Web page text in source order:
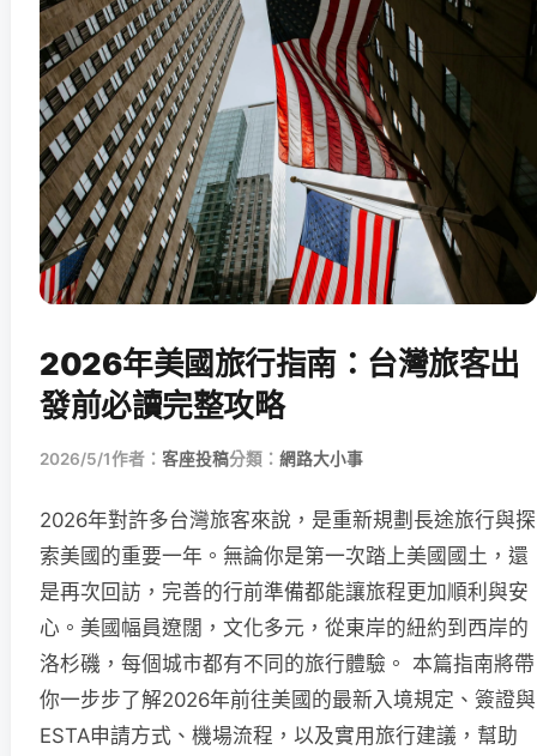
2026年美國旅行指南：台灣旅客出
發前必讀完整攻略
2026/5/1作者： 客座投稿分類： 網路大小事
2026年對許多台灣旅客來說，是重新規劃長途旅行與探
索美國的重要一年。無論你是第一次踏上美國國土，還
是再次回訪，完善的行前準備都能讓旅程更加順利與安
心。美國幅員遼闊，文化多元，從東岸的紐約到西岸的
洛杉磯，每個城市都有不同的旅行體驗。 本篇指南將帶
你一步步了解2026年前往美國的最新入境規定、簽證與
ESTA申請方式、機場流程，以及實用旅行建議，幫助